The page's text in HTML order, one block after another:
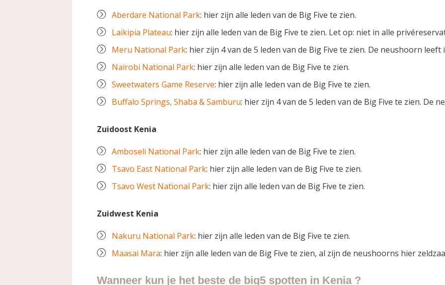
Aberdare National Park: hier zijn alle leden van de Big Five te zien.
Laikipia Plateau: hier zijn alle leden van de Big Five te zien. Let op: niet in alle
Meru National Park: hier zijn 4 van de 5 leden van de Big Five te zien. De neushoorn
Nairobi National Park: hier zijn alle leden van de Big Five te zien.
Sweetwaters Game Reserve: hier zijn alle leden van de Big Five te zien.
Buffalo Springs, Shaba & Samburu: hier zijn 4 van de 5 leden van de Big Five te zien. De
Zuidoost Kenia
Amboseli National Park: hier zijn alle leden van de Big Five te zien.
Tsavo East National Park: hier zijn alle leden van de Big Five te zien.
Tsavo West National Park: hier zijn alle leden van de Big Five te zien.
Zuidwest Kenia
Nakuru National Park: hier zijn alle leden van de Big Five te zien.
Maasai Mara: hier zijn alle leden van de Big Five te zien, al zijn de neushoorns hier
Wanneer kun je het beste de big5 spotten in Kenia ?